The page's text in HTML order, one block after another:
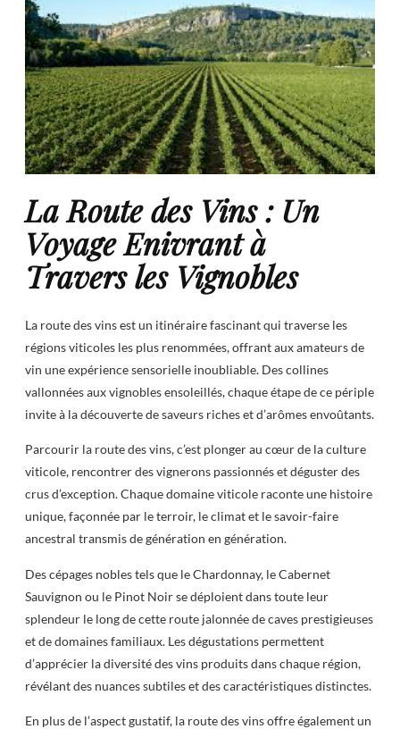
La Route des Vins : Un
Voyage Enivrant à
Travers les Vignobles
La route des vins est un itinéraire fascinant qui traverse les
régions viticoles les plus renommées, offrant aux amateurs de
vin une expérience sensorielle inoubliable. Des collines
vallonnées aux vignobles ensoleillés, chaque étape de ce périple
invite à la découverte de saveurs riches et d’arômes envoûtants.
Parcourir la route des vins, c’est plonger au cœur de la culture
viticole, rencontrer des vignerons passionnés et déguster des
crus d’exception. Chaque domaine viticole raconte une histoire
unique, façonnée par le terroir, le climat et le savoir-faire
ancestral transmis de génération en génération.
Des cépages nobles tels que le Chardonnay, le Cabernet
Sauvignon ou le Pinot Noir se déploient dans toute leur
splendeur le long de cette route jalonnée de caves prestigieuses
et de domaines familiaux. Les dégustations permettent
d’apprécier la diversité des vins produits dans chaque région,
révélant des nuances subtiles et des caractéristiques distinctes.
En plus de l’aspect gustatif, la route des vins offre également un